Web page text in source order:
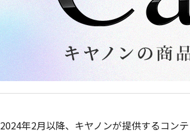
2024年2月以降、キヤノンが提供するコン